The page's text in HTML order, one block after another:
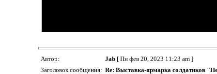
Автор: Jab[ Пн фев 20, 2023 11:23 am ]
Заголовок сообщения: Re: Выставка-ярмарка солдатиков